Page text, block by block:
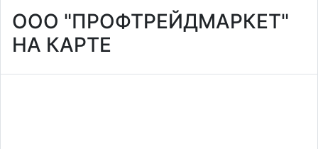
ООО "ПРОФТРЕЙДМАРКЕТ"
НА КАРТЕ